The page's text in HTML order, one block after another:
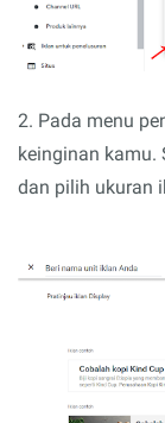
2. Pada menu
keinginan kamu.
dan pilih ukuran